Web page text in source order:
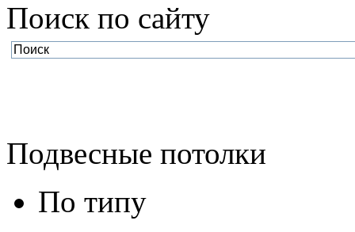
Поиск по cайту
Подвесные потолки
По типу